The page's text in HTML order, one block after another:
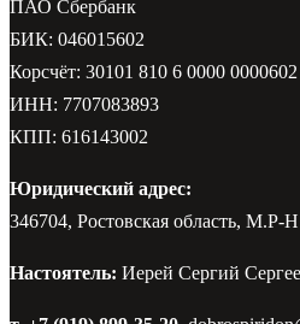
ПАО Сбербанк
БИК: 046015602
Корсчёт: 30101 810 6 0000 0000602
ИНН: 7707083893
КПП: 616143002
Юридический адрес:
346704, Ростовская область,
Настоятель: Иерей Сергий